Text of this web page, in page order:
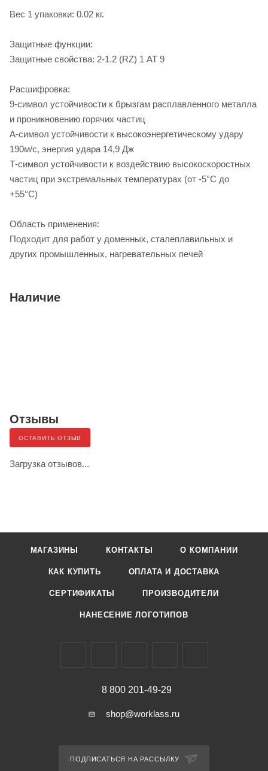
Вес 1 упаковки: 0.02 кг.
Защитные функции:
Защитные свойства: 2-1.2 (RZ) 1 AT 9
Расшифровка:
9-символ устойчивости к брызгам расплавленного металла
и проникновению горячих частиц
А-символ устойчивости к высокоэнергетическому удару
190м/с, энергия удара 14,9 Дж
Т-символ устойчивости к воздействию высокоскоростных
частиц при экстремальных температурах (от -5°С до
+55°С)
Область применения:
Подходит для работ у доменных, сталеплавильных и
других промышленных, нагревательных печей
Наличие
Отзывы
ОСТАВИТЬ ОТЗЫВ
Загрузка отзывов...
МАГАЗИНЫ КОНТАКТЫ О КОМПАНИИ
КАК КУПИТЬ ОПЛАТА И ДОСТАВКА
СЕРТИФИКАТЫ ПРОИЗВОДИТЕЛИ
НАНЕСЕНИЕ ЛОГОТИПОВ
8 800 201-49-29
shop@worklass.ru
ПОДПИСАТЬСЯ НА РАССЫЛКУ